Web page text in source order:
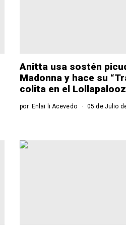
Anitta usa sostén
Madonna y hace su
colita en el
por Enlai li Acevedo 05 de Julio